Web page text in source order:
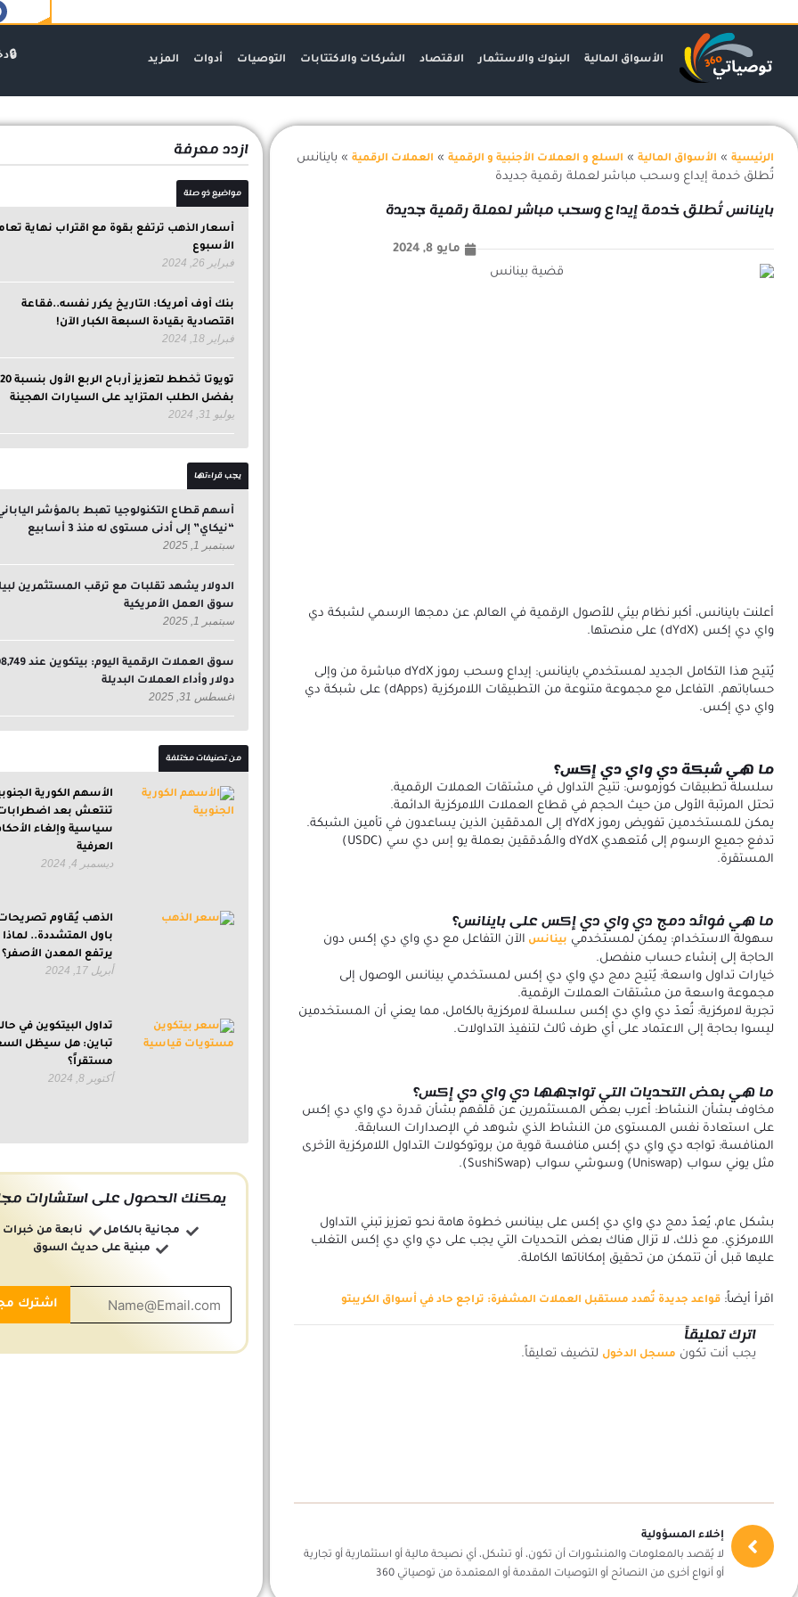
إلى
الأسواق المالية
البنوك والاستثمار الاقتصاد الشركات والاكتتابات التوصيات أدوات المزيد
الرئيسية » الأسواق المالية » السلع و العملات الأجنبية و الرقمية » العملات الرقمية » باينانس
تُطلق خدمة إيداع وسحب مباشر لعملة رقمية جديدة
باينانس تُطلق خدمة إيداع وسحب مباشر لعملة رقمية جديدة
مايو 8, 2024
أعلنت باينانس، أكبر نظام بيئي للأصول الرقمية في العالم، عن دمجها الرسمي لشبكة دي
واي دي إكس (dYdX) على منصتها.
يُتيح هذا التكامل الجديد لمستخدمي باينانس: إيداع وسحب رموز dYdX مباشرة من وإلى
حساباتهم. التفاعل مع مجموعة متنوعة من التطبيقات اللامركزية (dApps) على شبكة دي
واي دي إكس.
ما هي شبكة دي واي دي إكس؟
سلسلة تطبيقات كوزموس: تتيح التداول في مشتقات العملات الرقمية.
تحتل المرتبة الأولى من حيث الحجم في قطاع العملات اللامركزية الدائمة.
يمكن للمستخدمين تفويض رموز dYdX إلى المدققين الذين يساعدون في تأمين الشبكة.
تدفع جميع الرسوم إلى مُتعهدي dYdX والمُدققين بعملة يو إس دي سي (USDC)
المستقرة.
ما هي فوائد دمج دي واي دي إكس على باينانس؟
سهولة الاستخدام: يمكن لمستخدمي بينانس الآن التفاعل مع دي واي دي إكس دون
الحاجة إلى إنشاء حساب منفصل.
خيارات تداول واسعة: يُتيح دمج دي واي دي إكس لمستخدمي بينانس الوصول إلى
مجموعة واسعة من مشتقات العملات الرقمية.
تجربة لامركزية: تُعدّ دي واي دي إكس سلسلة لامركزية بالكامل، مما يعني أن المستخدمين
ليسوا بحاجة إلى الاعتماد على أي طرف ثالث لتنفيذ التداولات.
ما هي بعض التحديات التي تواجهها دي واي دي إكس؟
مخاوف بشأن النشاط: أعرب بعض المستثمرين عن قلقهم بشأن قدرة دي واي دي إكس
على استعادة نفس المستوى من النشاط الذي شوهد في الإصدارات السابقة.
المنافسة: تواجه دي واي دي إكس منافسة قوية من بروتوكولات التداول اللامركزية الأخرى
مثل يوني سواب (Uniswap) وسوشي سواب (SushiSwap).
بشكل عام، يُعدّ دمج دي واي دي إكس على بينانس خطوة هامة نحو تعزيز تبني التداول
اللامركزي. مع ذلك، لا تزال هناك بعض التحديات التي يجب على دي واي دي إكس التغلب
عليها قبل أن تتمكن من تحقيق إمكاناتها الكاملة.
اقرأ أيضاً: قواعد جديدة تُهدد مستقبل العملات المشفرة: تراجع حاد في أسواق الكريبتو
اترك تعليقاً
يجب أنت تكون مسجل الدخول لتضيف تعليقاً.
إخلاء المسؤولية
لا يُقصد بالمعلومات والمنشورات أن تكون، أو تشكل، أي نصيحة مالية أو استثمارية أو تجارية
أو أنواع أخرى من النصائح أو التوصيات المقدمة أو المعتمدة من توصياتي 360
ازدد معرفة
مواضيع ذو صلة
أسعار الذهب ترتفع بقوة مع اقتراب نهاية
الأسبوع
فبراير 26, 2024
بنك أوف أمريكا: التاريخ يكرر نفسه..فقاعة
اقتصادية بقيادة السبعة الكبار الآن!
فبراير 18, 2024
بفضل الطلب المتزايد على السيارات الهجينة
يوليو 31, 2024
يجب قراءتها
أسهم قطاع التكنولوجيا تهبط بالمؤشر
“نيكاي” إلى أدنى مستوى له منذ 3 أسابيع
سبتمبر 1, 2025
الدولار يشهد تقلبات مع ترقب المستثمرين
سوق العمل الأمريكية
سبتمبر 1, 2025
سوق العملات الرقمية اليوم:
دولار وأداء العملات البديلة
أغسطس 31, 2025
من تصنيفات مختلفة
الأسهم الكورية
تنتعش بعد
سياسية وإلغاء
العرفية
ديسمبر 4, 2024
الذهب يُقاوم
باول المتشددة.. لماذا
يرتفع المعدن الأصفر؟
أبريل 17, 2024
تداول البيتكوين في
تباين: هل سيظل
مستقراً؟
أكتوبر 8, 2024
يمكنك الحصول على استشارات
مجانية بالكامل
نابعة من خبرات
مبنية على حديث السوق